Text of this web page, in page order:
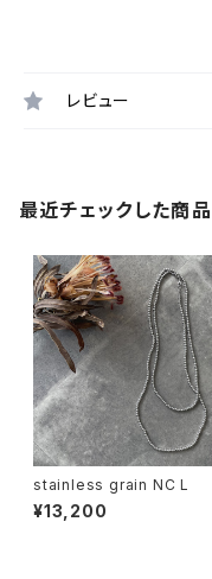
レビュー
最近チェックした商品
stainless grain NC L
¥13,200